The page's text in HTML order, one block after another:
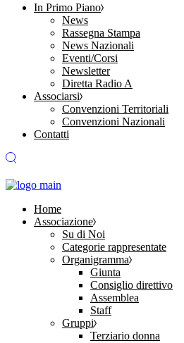
In Primo Piano
News
Rassegna Stampa
News Nazionali
Eventi/Corsi
Newsletter
Diretta Radio A
Associarsi
Convenzioni Territoriali
Convenzioni Nazionali
Contatti
Home
Associazione
Su di Noi
Categorie rappresentate
Organigramma
Giunta
Consiglio direttivo
Assemblea
Staff
Gruppi
Terziario donna